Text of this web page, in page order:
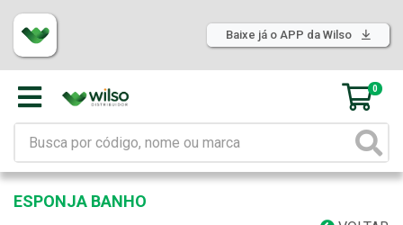
Baixe já o APP da Wilso
0
ESPONJA BANHO